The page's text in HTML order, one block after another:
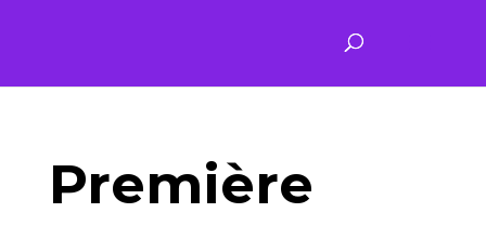
Première